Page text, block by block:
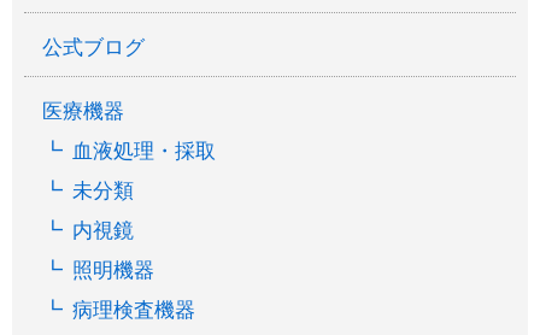
公式ブログ
医療機器
血液処理・採取
未分類
内視鏡
照明機器
病理検査機器